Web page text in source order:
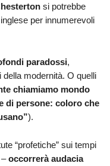
si potrebbe
per innumerevoli
paradossi,
modernità. O quelli
chiamiamo mondo
di persone: coloro che
).
“profetiche” sui tempi
–occorrerà audacia